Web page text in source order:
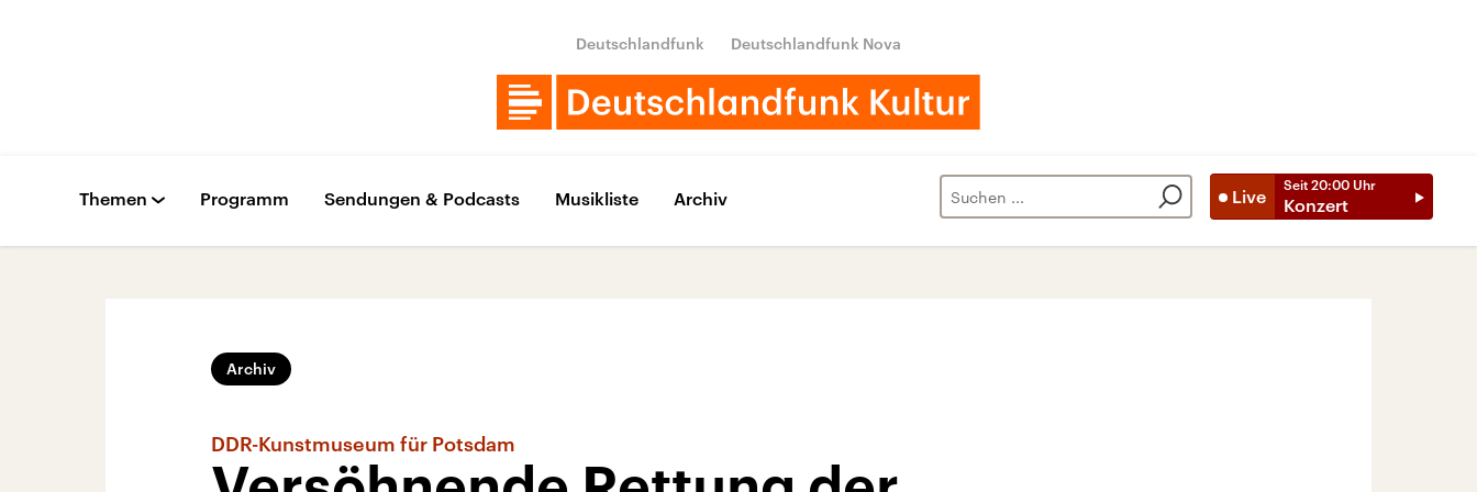
Deutschlandfunk Deutschlandfunk Nova
Live
Seit 20:00 Uhr
Konzert
Themen Programm Sendungen & Podcasts Musikliste Archiv
Archiv
DDR-Kunstmuseum für Potsdam